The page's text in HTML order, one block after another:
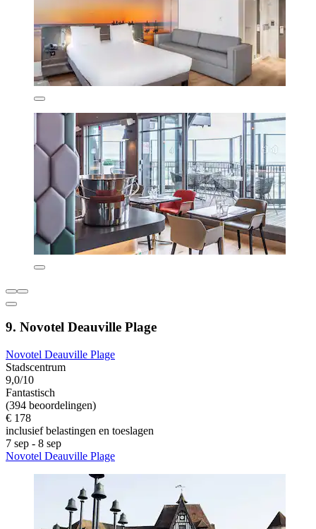
9. Novotel Deauville Plage
Novotel Deauville Plage
Stadscentrum
9,0/10
Fantastisch
(394 beoordelingen)
€ 178
inclusief belastingen en toeslagen
7 sep - 8 sep
Novotel Deauville Plage